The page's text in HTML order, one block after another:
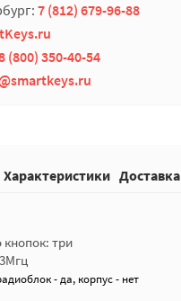
7 (812) 679-96-88
(800) 350-40-54
Характеристики Доставка
кнопок: три
- да, корпус - нет